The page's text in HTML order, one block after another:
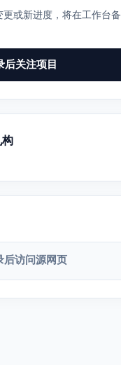
或新进度，将在工作台备
后关注项目
后访问源网页